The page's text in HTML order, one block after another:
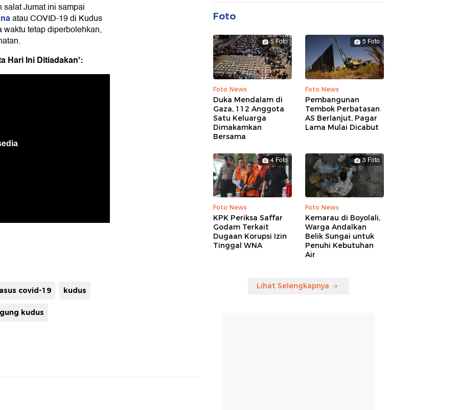
Jumat ini sampai
atau COVID-19 di Kudus
tetap diperbolehkan,
Hari Ini Ditiadakan':
covid-19 kudus
kudus
Foto
5 Foto
Foto News
Duka Mendalam di
Gaza, 112 Anggota
Satu Keluarga
Dimakamkan
Bersama
5 Foto
Foto News
Pembangunan
Tembok Perbatasan
AS Berlanjut, Pagar
Lama Mulai Dicabut
4 Foto
Foto News
KPK Periksa Saffar
Godam Terkait
Dugaan Korupsi Izin
Tinggal WNA
3 Foto
Foto News
Kemarau di Boyolali,
Warga Andalkan
Belik Sungai untuk
Penuhi Kebutuhan
Air
Lihat Selengkapnya